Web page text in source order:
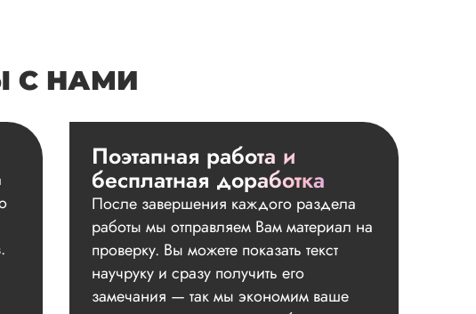
С НАМИ
Поэтапная работа и
бесплатная доработка
После завершения каждого раздела
работы мы отправляем Вам материал на
проверку. Вы можете показать текст
научруку и сразу получить его
замечания — так мы экономим ваше